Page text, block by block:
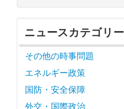
ニュースカテゴリー
その他の時事問題
エネルギー政策
国防・安全保障
外交・国際政治